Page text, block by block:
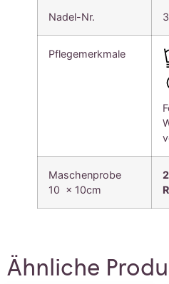
Nadel-Nr.
Pflegemerkmale
Maschenprobe
10 x 10cm
Ähnliche